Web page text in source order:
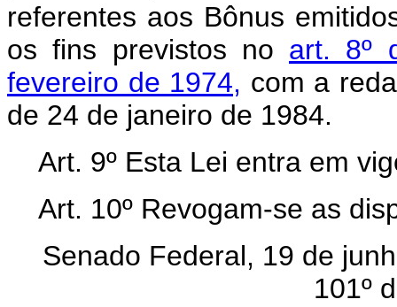
referentes aos Bônus
os fins previstos no art. 8º
fevereiro de 1974, com a
de 24 de janeiro de 1984.
Art. 9º Esta Lei entra em
Art. 10º Revogam-se as
Senado Federal, 19 de
101º